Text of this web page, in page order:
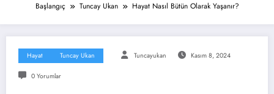
Başlangıç Tuncay Ukan Hayat Nasıl Bütün Olarak Yaşanır?
Hayat Tuncay Ukan Tuncayukan Kasım 8, 2024
0 Yorumlar